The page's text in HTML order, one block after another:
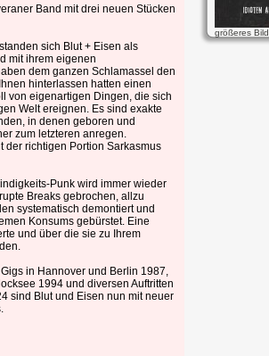
größeres Bild
Band mit drei neuen Stücken
sich Blut + Eisen als
mit ihrem eigenen
dem ganzen Schlamassel den
hinterlassen hatten einen
von eigenartigen Dingen, die sich
Welt ereignen. Es sind exakte
in denen geboren und
zum letzteren anregen.
der richtigen Portion Sarkasmus
Punk wird immer wieder
Breaks gebrochen, allzu
systematisch demontiert und
Konsums gebürstet. Eine
und über die sie zu Ihrem
in Hannover und Berlin 1987,
1994 und diversen Auftritten
sind Blut und Eisen nun mit neuer